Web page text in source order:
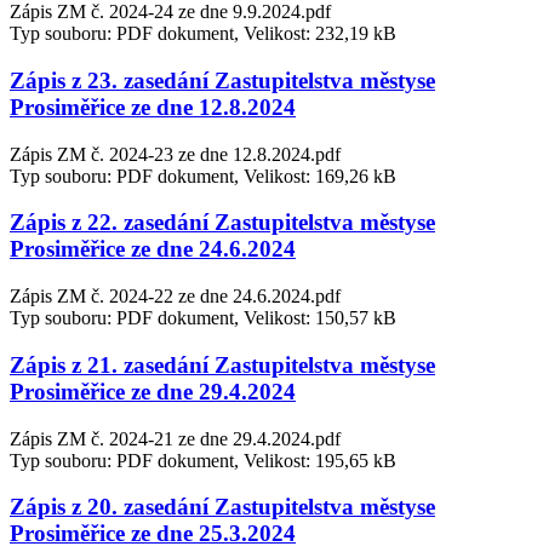
Zápis ZM č. 2024-24 ze dne 9.9.2024.pdf
Typ souboru: PDF dokument, Velikost: 232,19 kB
Zápis z 23. zasedání Zastupitelstva městyse
Prosiměřice ze dne 12.8.2024
Zápis ZM č. 2024-23 ze dne 12.8.2024.pdf
Typ souboru: PDF dokument, Velikost: 169,26 kB
Zápis z 22. zasedání Zastupitelstva městyse
Prosiměřice ze dne 24.6.2024
Zápis ZM č. 2024-22 ze dne 24.6.2024.pdf
Typ souboru: PDF dokument, Velikost: 150,57 kB
Zápis z 21. zasedání Zastupitelstva městyse
Prosiměřice ze dne 29.4.2024
Zápis ZM č. 2024-21 ze dne 29.4.2024.pdf
Typ souboru: PDF dokument, Velikost: 195,65 kB
Zápis z 20. zasedání Zastupitelstva městyse
Prosiměřice ze dne 25.3.2024